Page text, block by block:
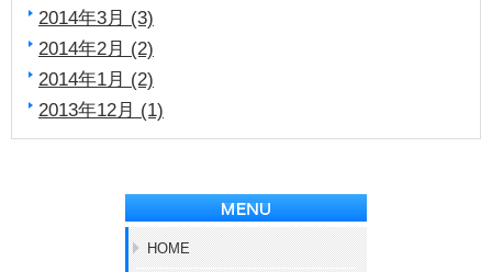
2014年3月 (3)
2014年2月 (2)
2014年1月 (2)
2013年12月 (1)
HOME